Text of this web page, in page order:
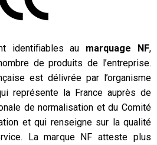
identifiables au marquage NF,
de produits de l’entreprise.
est délivrée par l’organisme
représente la France auprès de
de normalisation et du Comité
et qui renseigne sur la qualité
La marque NF atteste plus